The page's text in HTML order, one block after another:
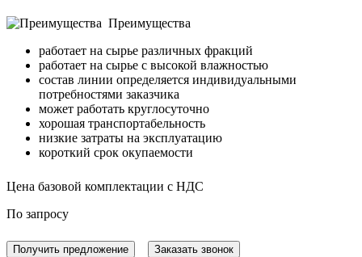
Преимущества
работает на сырье различных фракций
работает на сырье с высокой влажностью
состав линии определяется индивидуальными
потребностями заказчика
может работать круглосуточно
хорошая транспортабельность
низкие затраты на эксплуатацию
короткий срок окупаемости
Цена базовой комплектации с НДС
По запросу
Получить предложение Заказать звонок